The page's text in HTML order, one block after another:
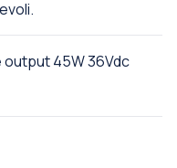
output 45W 36Vdc